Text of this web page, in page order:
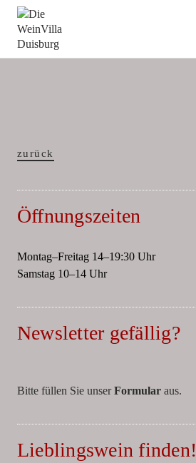
Die WeinVilla Duisburg
zurück
Öffnungszeiten
Montag–Freitag 14–19:30 Uhr
Samstag 10–14 Uhr
Newsletter gefällig?
Bitte füllen Sie unserFormularaus.
Lieblingswein finden!